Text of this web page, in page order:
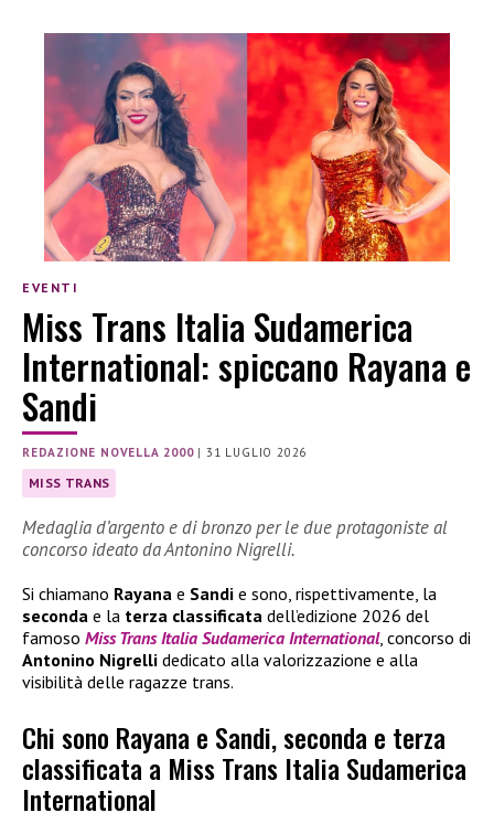
EVENTI
Miss Trans Italia Sudamerica
International: spiccano Rayana e
Sandi
REDAZIONE NOVELLA 2000|31 LUGLIO 2026
MISS TRANS
Medaglia d’argento e di bronzo per le due protagoniste al
concorso ideato da Antonino Nigrelli.
Si chiamano Rayana e Sandi e sono, rispettivamente, la
seconda e la terza classificata dell’edizione 2026 del
famoso Miss Trans Italia Sudamerica International, concorso di
Antonino Nigrelli dedicato alla valorizzazione e alla
visibilità delle ragazze trans.
Chi sono Rayana e Sandi, seconda e terza
classificata a Miss Trans Italia Sudamerica
International